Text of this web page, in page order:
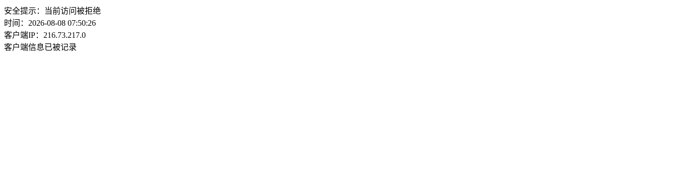
安全提示：当前访问被拒绝
时间：2026-08-08 07:50:26
客户端IP：216.73.217.0
客户端信息已被记录